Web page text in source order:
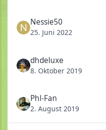
Nessie50
25. Juni 2022
dhdeluxe
8. Oktober 2019
Phl-Fan
2. August 2019